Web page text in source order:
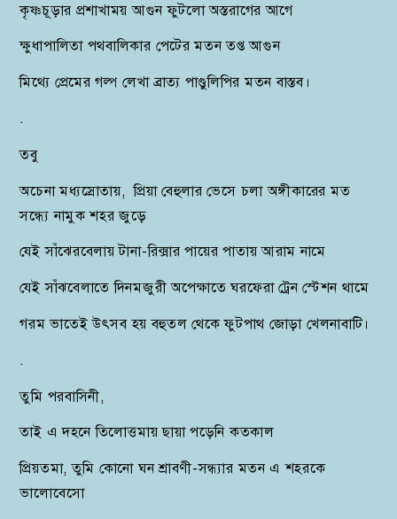
কৃষ্ণচূড়ার প্রশাখাময় আগুন ফুটলো অস্তরাগের আগে
ক্ষুধাপালিতা পথবালিকার পেটের মতন তপ্ত আগুন
মিথ্যে প্রেমের গল্প লেখা ব্রাত্য পাণ্ডুলিপির মতন বাস্তব।
.
তবু
অচেনা মধ্যস্রোতায়, প্রিয়া বেহুলার ভেসে চলা অঙ্গীকারের মত
সন্ধ্যে নামুক শহর জুড়ে
যেই সাঁঝেরবেলায় টানা-রিক্সার পায়ের পাতায় আরাম নামে
যেই সাঁঝবেলাতে দিনমজুরী অপেক্ষাতে ঘরফেরা ট্রেন স্টেশন থামে
গরম ভাতেই উৎসব হয় বহুতল থেকে ফুটপাথ জোড়া খেলনাবাটি।
.
তুমি পরবাসিনী,
তাই এ দহনে তিলোত্তমায় ছায়া পড়েনি কতকাল
প্রিয়তমা, তুমি কোনো ঘন শ্রাবণী-সন্ধ্যার মতন এ শহরকে
ভালোবেসো